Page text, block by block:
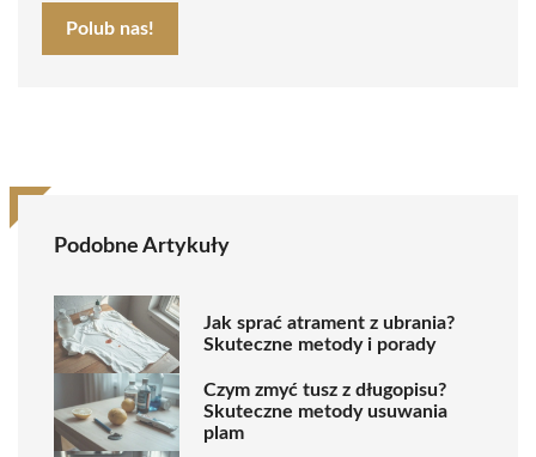
Polub nas!
Podobne Artykuły
Jak sprać atrament z ubrania?
Skuteczne metody i porady
Czym zmyć tusz z długopisu?
Skuteczne metody usuwania
plam